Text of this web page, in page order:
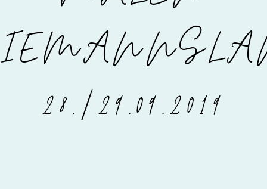
28./29.09.2019